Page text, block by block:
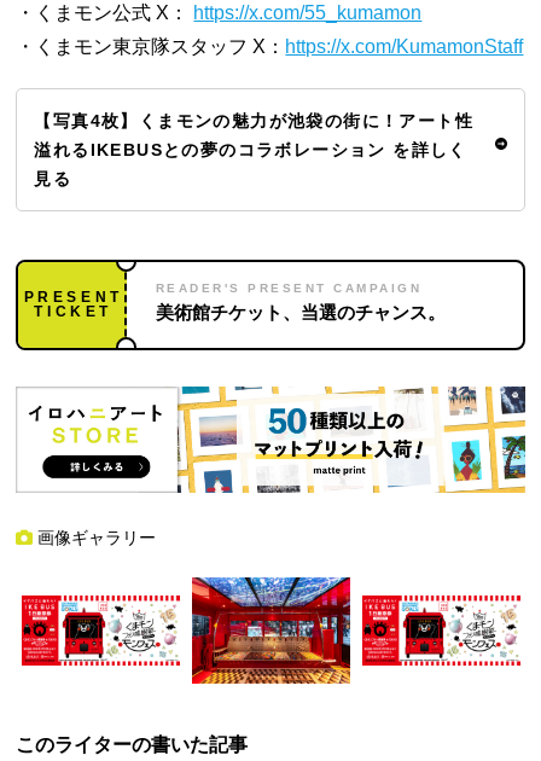
・くまモン公式 X： https://x.com/55_kumamon
・くまモン東京隊スタッフ X： https://x.com/KumamonStaff
【写真4枚】くまモンの魅力が池袋の街に！アート性
溢れるIKEBUSとの夢のコラボレーション を詳しく
見る
PRESENT
TICKET
READER'S PRESENT CAMPAIGN
美術館チケット、当選のチャンス。
画像ギャラリー
このライターの書いた記事